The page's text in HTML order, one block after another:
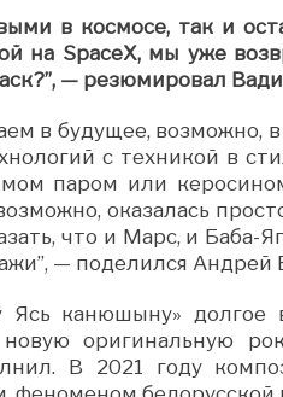
в космосе, так и
на SpaceX, мы уже
— резюмировал
в будущее, возможно,
с техникой в
паром или
оказалась
что и Марс, и Баба-
— поделился Андрей
Ясь канюшыну»
оригинальную
В 2021 году